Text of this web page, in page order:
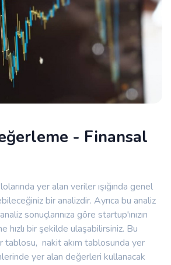
- Finansal
yer alan veriler ışığında genel
bir analizdir. Ayrıca bu analiz
sonuçlarınıza göre startup'ınızın
hızlı bir şekilde ulaşabilirsiniz. Bu
tablosu, nakit akım tablosunda yer
yer alan değerleri kullanacak